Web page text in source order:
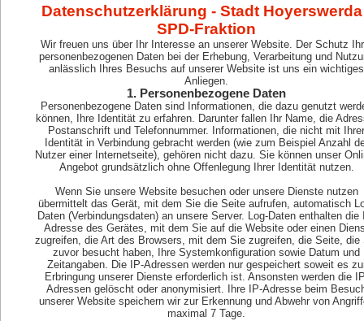
Unsere Stadträte
Aktuelles
Der Stadtrat
Eigene Anträge
Kontakt
Datenschutzerklärung
Empfehlungen
DSPOup
Datenschutzerklärung - Stadt Hoyerswerda
SPD-Fraktion
Wir freuen uns über Ihr Interesse an unserer Website. Der Schutz
personenbezogenen Daten bei der Erhebung, Verarbeitung und
anlässlich Ihres Besuchs auf unserer Website ist uns ein wichtiges
Anliegen.
1. Personenbezogene Daten
Personenbezogene Daten sind Informationen, die dazu genutzt
können, Ihre Identität zu erfahren. Darunter fallen Ihr Name, die
Postanschrift und Telefonnummer. Informationen, die nicht mit Ihrer
Identität in Verbindung gebracht werden (wie zum Beispiel Anzahl
Nutzer einer Internetseite), gehören nicht dazu. Sie können unser
Angebot grundsätzlich ohne Offenlegung Ihrer Identität nutzen.
Wenn Sie unsere Website besuchen oder unsere Dienste nutzen
übermittelt das Gerät, mit dem Sie die Seite aufrufen, automatisch
Daten (Verbindungsdaten) an unsere Server. Log-Daten enthalten die
Adresse des Gerätes, mit dem Sie auf die Website oder einen
zugreifen, die Art des Browsers, mit dem Sie zugreifen, die Seite, die
zuvor besucht haben, Ihre Systemkonfiguration sowie Datum und
Zeitangaben. Die IP-Adressen werden nur gespeichert soweit es
Erbringung unserer Dienste erforderlich ist. Ansonsten werden die
Adressen gelöscht oder anonymisiert. Ihre IP-Adresse beim
unserer Website speichern wir zur Erkennung und Abwehr von
maximal 7 Tage.